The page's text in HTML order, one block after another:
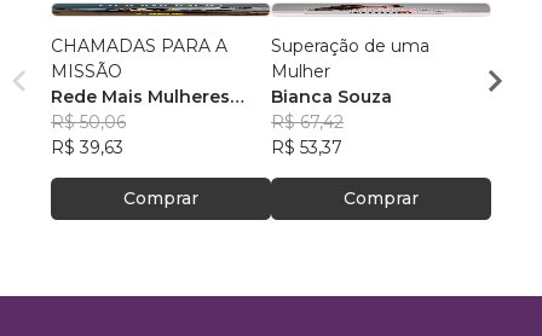
CHAMADAS PARA A
MISSÃO
Rede Mais Mulheres
Empreendedoras
R$ 50,06
R$ 39,63
Comprar
Superação de uma
Mulher
Bianca Souza
R$ 67,42
R$ 53,37
Comprar
Ina
R$